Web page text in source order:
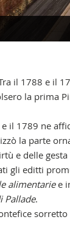
il 1788 e
la prima
il 1789 ne
la parte
e delle
gli editti
alimentariee
Pallade.
sorretto